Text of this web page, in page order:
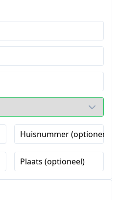
Huisnummer (optioneel)
Plaats (optioneel)